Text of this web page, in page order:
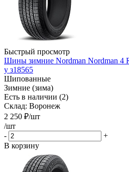
Быстрый просмотр
Шины зимние Nordman Nordman 4
у з18565
Шипованные
Зимние (зима)
Есть в наличии (2)
Склад: Воронеж
2 250 ₽/шт
/шт
-
+
В корзину